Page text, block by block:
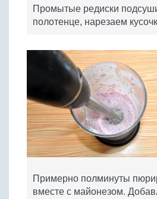
Промытые редиски
полотенце, нарезаем
Примерно полминуты
вместе с майонезом.